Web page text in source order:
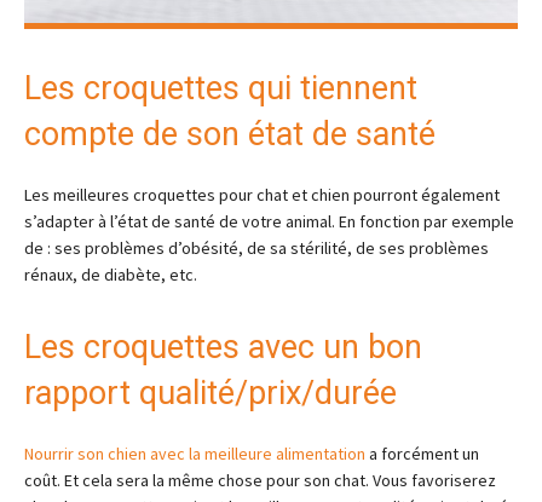
Les croquettes qui tiennent
compte de son état de santé
Les meilleures croquettes pour chat et chien pourront également
s’adapter à l’état de santé de votre animal. En fonction par exemple
de : ses problèmes d’obésité, de sa stérilité, de ses problèmes
rénaux, de diabète, etc.
Les croquettes avec un bon
rapport qualité/prix/durée
Nourrir son chien avec la meilleure alimentation a forcément un
coût. Et cela sera la même chose pour son chat. Vous favoriserez